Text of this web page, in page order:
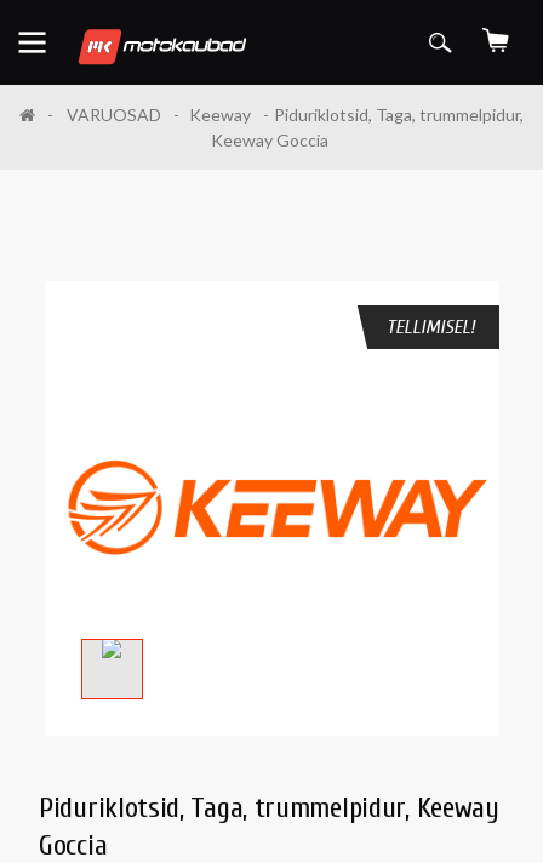
VARUOSAD Keeway
Piduriklotsid, Taga, trummelpidur,
Keeway Goccia
TELLIMISEL!
Piduriklotsid, Taga, trummelpidur, Keeway
Goccia